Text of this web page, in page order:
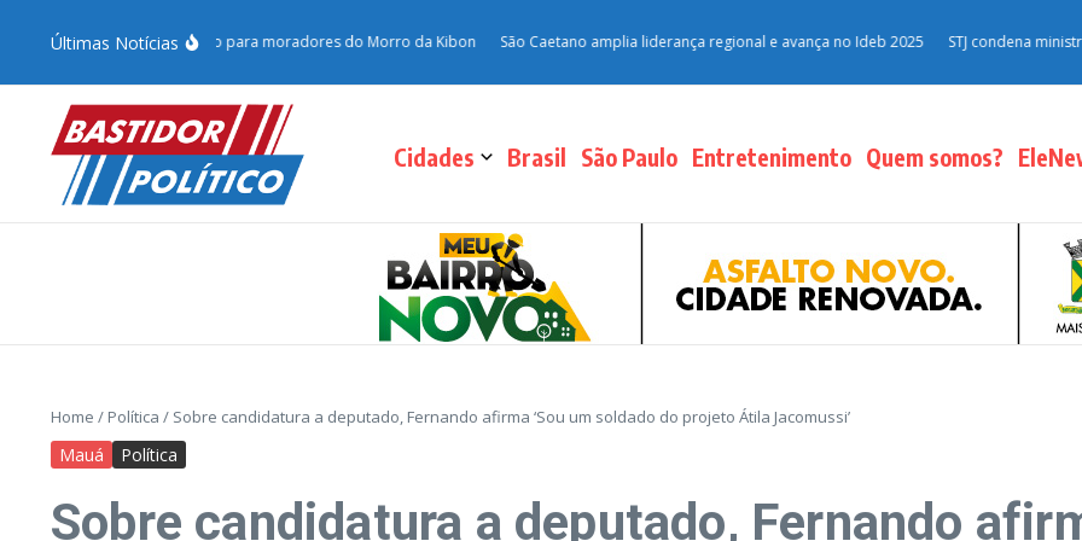
Últimas Notícias
do Agasalho para moradores do Morro da Kibon São Caetano amplia liderança regional e avança no Ideb 2025 STJ condena ministro
Cidades Brasil São Paulo Entretenimento Quem somos?
Home / Política / Sobre candidatura a deputado, Fernando afirma ‘Sou um soldado do projeto Átila Jacomussi’
Mauá Política
Sobre candidatura a deputado, Fernando